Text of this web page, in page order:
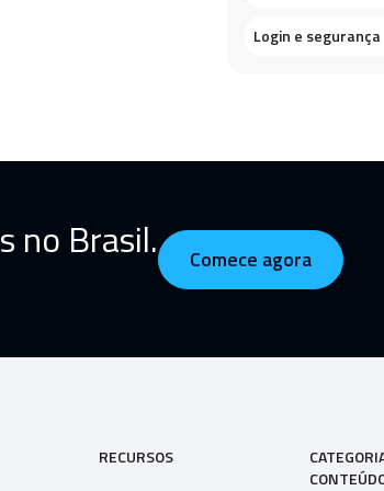
Login e segurança
no Brasil. Comece agora
RECURSOS